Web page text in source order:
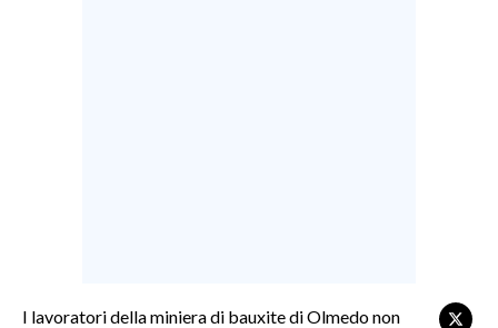
ALTRI SPORT
I lavoratori della miniera di bauxite di Olmedo non